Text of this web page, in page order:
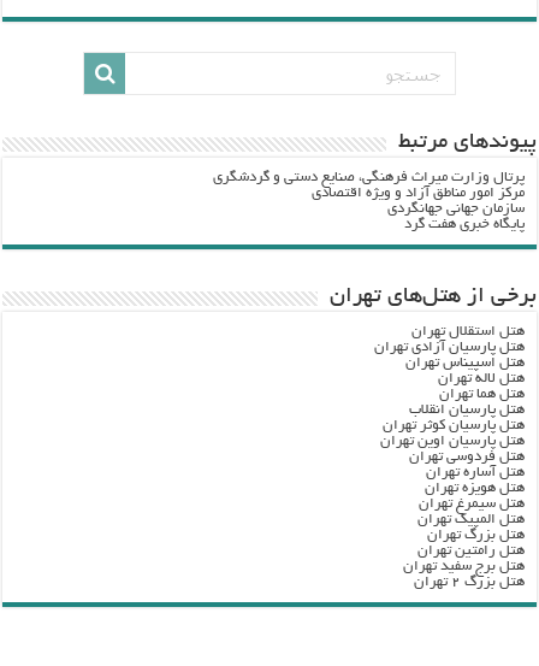
پيوندهاي مرتبط
پرتال وزارت ميراث فرهنگي، صنایع دستی و گردشگري
مرکز امور مناطق آزاد و ویژه اقتصادی
سازمان جهانی جهانگردی
پایگاه خبری هفت گرد
برخی از هتل‌های تهران
هتل استقلال تهران
هتل پارسیان آزادی تهران
هتل اسپیناس تهران
هتل لاله تهران
هتل هما تهران
هتل پارسیان انقلاب
هتل پارسیان کوثر تهران
هتل پارسیان اوین تهران
هتل فردوسی تهران
هتل آساره تهران
هتل هویزه تهران
هتل سیمرغ تهران
هتل المپیک تهران
هتل بزرگ تهران
هتل رامتین تهران
هتل برج سفید تهران
هتل بزرگ ۲ تهران